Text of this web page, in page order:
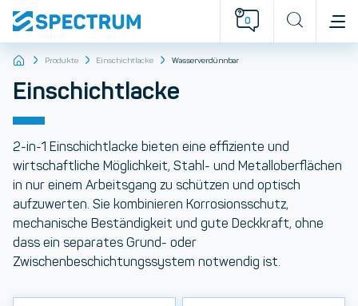
0
Produkte Einschichtlacke Wasserverdünnbar
Einschichtlacke
2-in-1 Einschichtlacke bieten eine effiziente und
wirtschaftliche Möglichkeit, Stahl- und Metalloberflächen
in nur einem Arbeitsgang zu schützen und optisch
aufzuwerten. Sie kombinieren Korrosionsschutz,
mechanische Beständigkeit und gute Deckkraft, ohne
dass ein separates Grund- oder
Zwischenbeschichtungssystem notwendig ist.